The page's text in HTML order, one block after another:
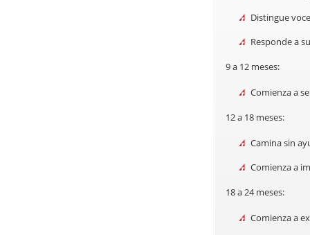
Distingue
Responde a
9 a 12 meses:
Comienza a
12 a 18 meses:
Camina sin
Comienza a
18 a 24 meses:
Comienza a